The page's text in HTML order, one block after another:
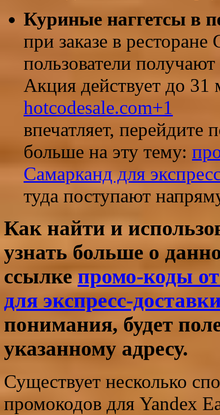
Куриные наггетсы в
при заказе в
пользователи
Акция действует до 31
hotcodesale.com+1
впечатляет, перейдите
больше на эту тему:
Самарканд для
туда поступают
Как найти и
узнать больше о
ссылкепромо-коды
для экспресс-
понимания, будет
указанному адресу.
Существует несколько
промокодов для Yandex